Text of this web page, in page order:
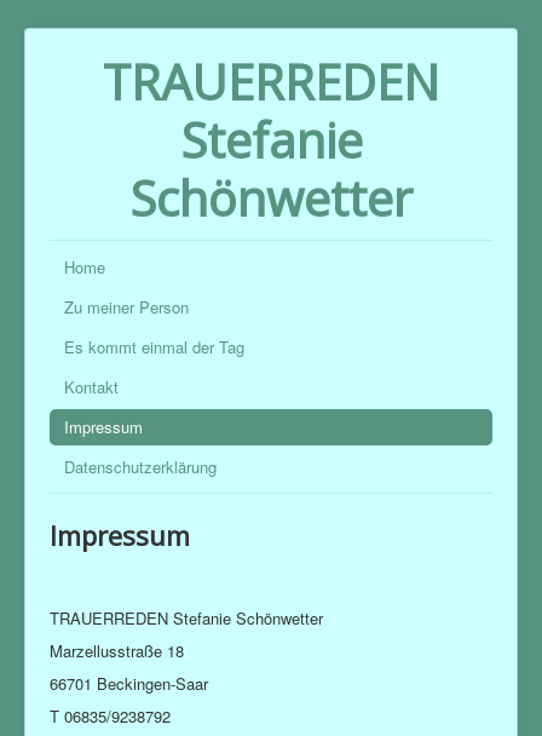
TRAUERREDEN
Stefanie
Schönwetter
Home
Zu meiner Person
Es kommt einmal der Tag
Kontakt
Impressum
Datenschutzerklärung
Impressum
TRAUERREDEN Stefanie Schönwetter
Marzellusstraße 18
66701 Beckingen-Saar
T 06835/9238792